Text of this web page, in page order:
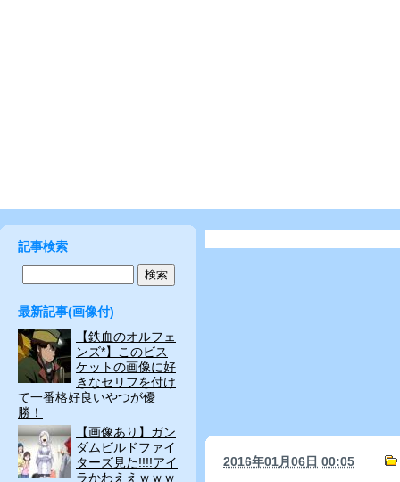
2016年01月06日 00:05
記事検索
最新記事(画像付)
【鉄血のオルフェ
ンズ*】このビス
ケットの画像に好
きなセリフを付け
て一番格好良いやつが優
勝！
【画像あり】ガン
ダムビルドファイ
ターズ見た!!!!アイ
ラかわええｗｗｗ